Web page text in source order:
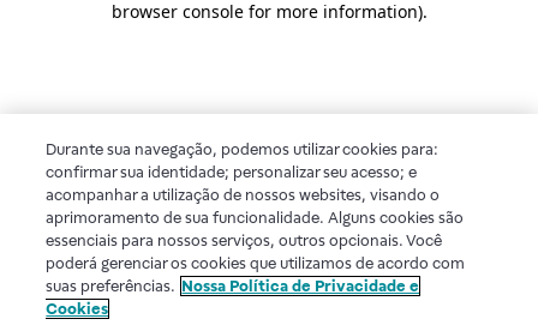
browser console for more information).
Durante sua navegação, podemos utilizar cookies para:
confirmar sua identidade; personalizar seu acesso; e
acompanhar a utilização de nossos websites, visando o
aprimoramento de sua funcionalidade. Alguns cookies são
essenciais para nossos serviços, outros opcionais. Você
poderá gerenciar os cookies que utilizamos de acordo com
suas preferências. Nossa Política de Privacidade e
Cookies